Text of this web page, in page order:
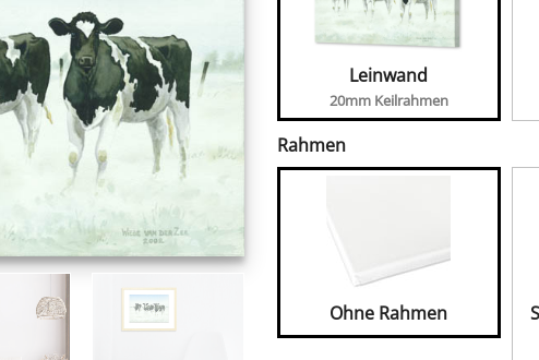
Leinwand
20mm Keilrahmen
Rahmen
Ohne Rahmen